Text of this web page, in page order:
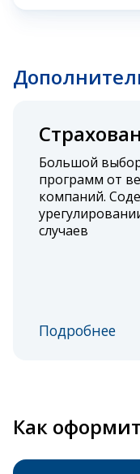
Большой
программ от
компаний.
случаев
Подробнее
Как